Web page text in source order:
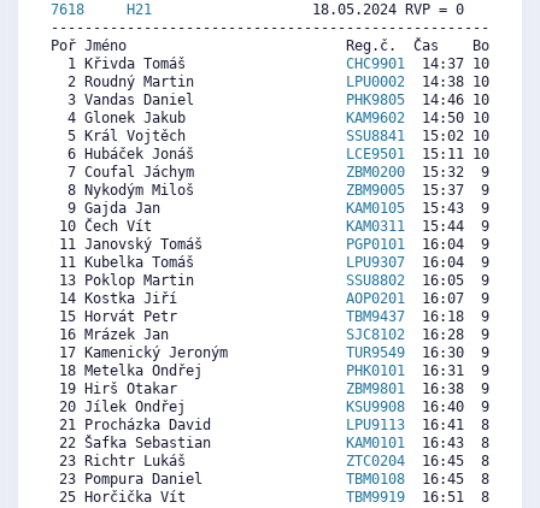
7618
H21
18.05.2024 RVP = 0     IP
Poř Jméno                          Reg.č.  Čas    Body
  1 Křivda Tomáš
CHC9901
14:37 10458
  2 Roudný Martin
LPU0002
14:38 10446
  3 Vandas Daniel
PHK9805
14:46 10352
  4 Glonek Jakub
KAM9602
14:50 10304
  5 Král Vojtěch
SSU8841
15:02 10162
  6 Hubáček Jonáš
LCE9501
15:11 10056
  7 Coufal Jáchym
ZBM0200
15:32  9807
  8 Nykodým Miloš
ZBM9005
15:37  9748
  9 Gajda Jan
KAM0105
15:43  9677
10 Čech Vít
KAM0311
15:44  9665
11 Janovský Tomáš
PGP0101
16:04  9429
11 Kubelka Tomáš
LPU9307
16:04  9429
13 Poklop Martin SSU8802
16:05  9417
14 Kostka Jiří AOP0201
16:07  9393
15 Horvát Petr TBM9437
16:18  9263
16 Mrázek Jan SJC8102
16:28  9145
17 Kamenický Jeroným TUR9549
16:30  9121
18 Metelka Ondřej
PHK0101
16:31  9109
19 Hirš Otakar ZBM9801
16:38  9026
20 Jílek Ondřej
KSU9908
16:40  9003
21 Procházka David
LPU9113
16:41  8991
22 Šafka Sebastian
KAM0101
16:43  8967
23 Richtr Lukáš ZTC0204
16:45  8943
23 Pompura Daniel TBM0108
16:45  8943
25 Horčička Vít TBM9919
16:51  8872